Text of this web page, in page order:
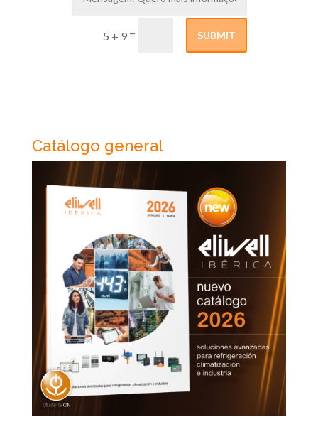
5 + 9= SUBMIT
Catálogo general